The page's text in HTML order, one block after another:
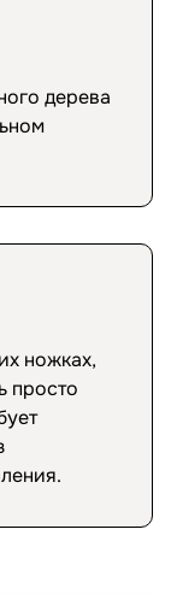
дерева
ножках,
просто